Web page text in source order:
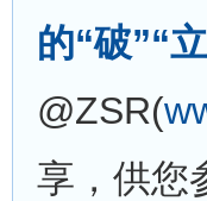
的“破”“
@ZSR(
享，供您